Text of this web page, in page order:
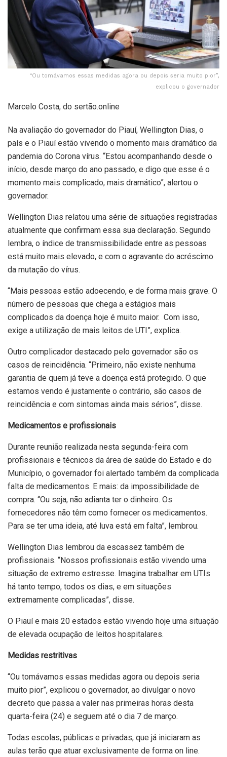
“Ou tomávamos essas medidas agora ou depois seria muito pior”,
explicou o governador
Marcelo Costa, do sertão.online
Na avaliação do governador do Piauí, Wellington Dias, o
país e o Piauí estão vivendo o momento mais dramático da
pandemia do Corona vírus. “Estou acompanhando desde o
início, desde março do ano passado, e digo que esse é o
momento mais complicado, mais dramático”, alertou o
governador.
Wellington Dias relatou uma série de situações registradas
atualmente que confirmam essa sua declaração. Segundo
lembra, o índice de transmissibilidade entre as pessoas
está muito mais elevado, e com o agravante do acréscimo
da mutação do vírus.
“Mais pessoas estão adoecendo, e de forma mais grave. O
número de pessoas que chega a estágios mais
complicados da doença hoje é muito maior. Com isso,
exige a utilização de mais leitos de UTI”, explica.
Outro complicador destacado pelo governador são os
casos de reincidência. “Primeiro, não existe nenhuma
garantia de quem já teve a doença está protegido. O que
estamos vendo é justamente o contrário, são casos de
reincidência e com sintomas ainda mais sérios”, disse.
Medicamentos e profissionais
Durante reunião realizada nesta segunda-feira com
profissionais e técnicos da área de saúde do Estado e do
Município, o governador foi alertado também da complicada
falta de medicamentos. E mais: da impossibilidade de
compra. “Ou seja, não adianta ter o dinheiro. Os
fornecedores não têm como fornecer os medicamentos.
Para se ter uma ideia, até luva está em falta”, lembrou.
Wellington Dias lembrou da escassez também de
profissionais. “Nossos profissionais estão vivendo uma
situação de extremo estresse. Imagina trabalhar em UTIs
há tanto tempo, todos os dias, e em situações
extremamente complicadas”, disse.
O Piauí e mais 20 estados estão vivendo hoje uma situação
de elevada ocupação de leitos hospitalares.
Medidas restritivas
“Ou tomávamos essas medidas agora ou depois seria
muito pior”, explicou o governador, ao divulgar o novo
decreto que passa a valer nas primeiras horas desta
quarta-feira (24) e seguem até o dia 7 de março.
Todas escolas, públicas e privadas, que já iniciaram as
aulas terão que atuar exclusivamente de forma on line.